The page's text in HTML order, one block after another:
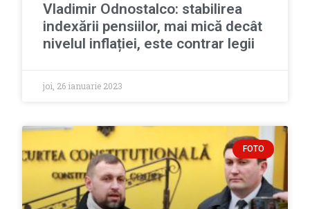
Vladimir Odnostalco: stabilirea
indexării pensiilor, mai mică decât
nivelul inflației, este contrar legii
joi, 26 ianuarie 2023
FOTO